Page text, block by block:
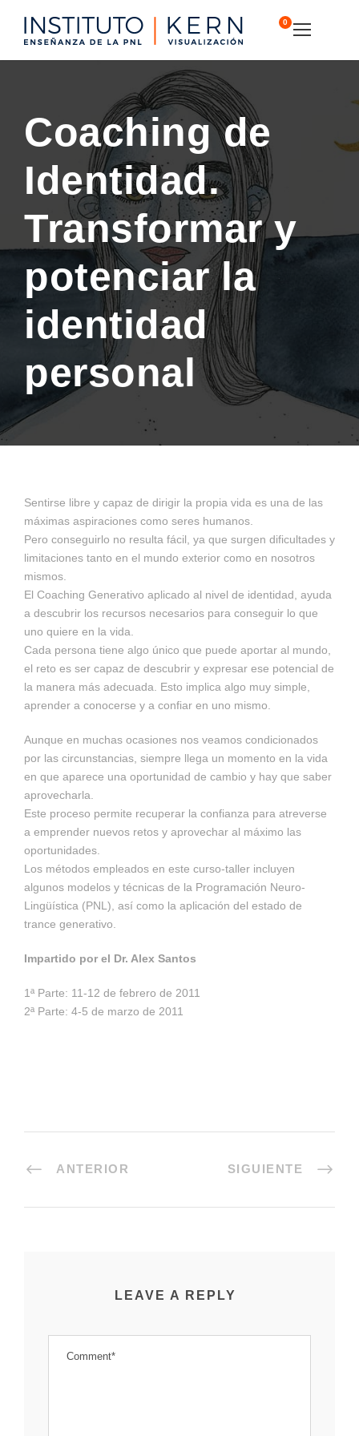
0
Coaching de
Identidad.
Transformar y
potenciar la
identidad
personal
Sentirse libre y capaz de dirigir la propia vida es una de las
máximas aspiraciones como seres humanos.
Pero conseguirlo no resulta fácil, ya que surgen dificultades y
limitaciones tanto en el mundo exterior como en nosotros
mismos.
El Coaching Generativo aplicado al nivel de identidad, ayuda
a descubrir los recursos necesarios para conseguir lo que
uno quiere en la vida.
Cada persona tiene algo único que puede aportar al mundo,
el reto es ser capaz de descubrir y expresar ese potencial de
la manera más adecuada. Esto implica algo muy simple,
aprender a conocerse y a confiar en uno mismo.
Aunque en muchas ocasiones nos veamos condicionados
por las circunstancias, siempre llega un momento en la vida
en que aparece una oportunidad de cambio y hay que saber
aprovecharla.
Este proceso permite recuperar la confianza para atreverse
a emprender nuevos retos y aprovechar al máximo las
oportunidades.
Los métodos empleados en este curso-taller incluyen
algunos modelos y técnicas de la Programación Neuro-
Lingüística (PNL), así como la aplicación del estado de
trance generativo.
Impartido por el Dr. Alex Santos
1ª Parte: 11-12 de febrero de 2011
2ª Parte: 4-5 de marzo de 2011
ANTERIOR SIGUIENTE
LEAVE A REPLY